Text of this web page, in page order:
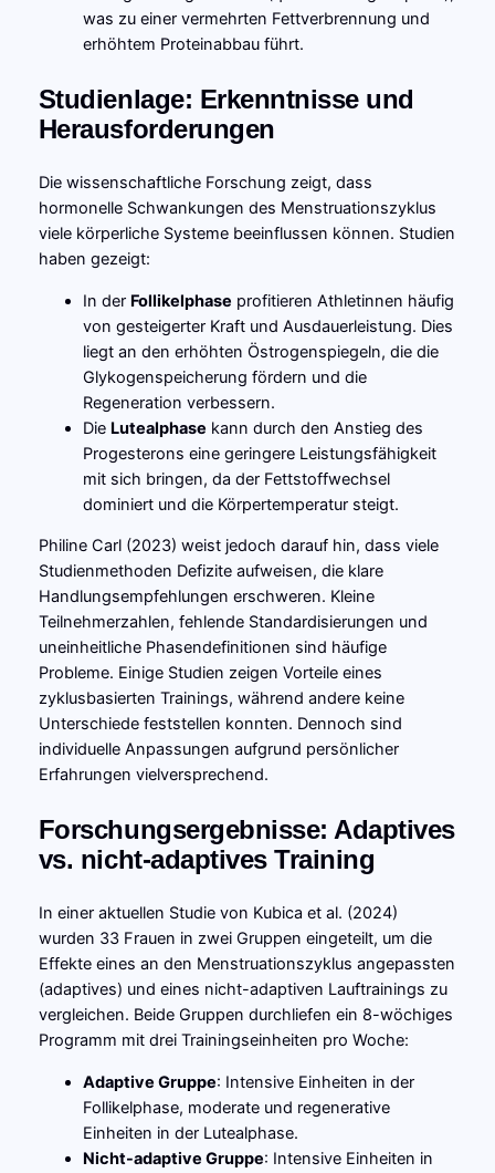
was zu einer vermehrten Fettverbrennung und
erhöhtem Proteinabbau führt.
Studienlage: Erkenntnisse und
Herausforderungen
Die wissenschaftliche Forschung zeigt, dass
hormonelle Schwankungen des Menstruationszyklus
viele körperliche Systeme beeinflussen können. Studien
haben gezeigt:
In der Follikelphase profitieren Athletinnen häufig
von gesteigerter Kraft und Ausdauerleistung. Dies
liegt an den erhöhten Östrogenspiegeln, die die
Glykogenspeicherung fördern und die
Regeneration verbessern.
Die Lutealphase kann durch den Anstieg des
Progesterons eine geringere Leistungsfähigkeit
mit sich bringen, da der Fettstoffwechsel
dominiert und die Körpertemperatur steigt.
Philine Carl (2023) weist jedoch darauf hin, dass viele
Studienmethoden Defizite aufweisen, die klare
Handlungsempfehlungen erschweren. Kleine
Teilnehmerzahlen, fehlende Standardisierungen und
uneinheitliche Phasendefinitionen sind häufige
Probleme. Einige Studien zeigen Vorteile eines
zyklusbasierten Trainings, während andere keine
Unterschiede feststellen konnten. Dennoch sind
individuelle Anpassungen aufgrund persönlicher
Erfahrungen vielversprechend.
Forschungsergebnisse: Adaptives
vs. nicht-adaptives Training
In einer aktuellen Studie von Kubica et al. (2024)
wurden 33 Frauen in zwei Gruppen eingeteilt, um die
Effekte eines an den Menstruationszyklus angepassten
(adaptives) und eines nicht-adaptiven Lauftrainings zu
vergleichen. Beide Gruppen durchliefen ein 8-wöchiges
Programm mit drei Trainingseinheiten pro Woche:
Adaptive Gruppe: Intensive Einheiten in der
Follikelphase, moderate und regenerative
Einheiten in der Lutealphase.
Nicht-adaptive Gruppe: Intensive Einheiten in